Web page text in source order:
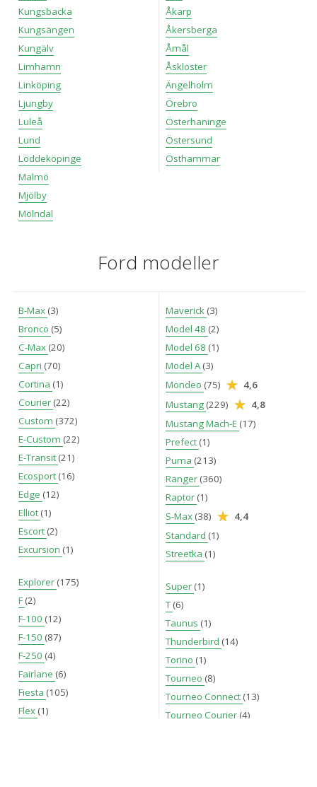
Kungsbacka
Kungsängen
Kungälv
Limhamn
Linköping
Ljungby
Luleå
Lund
Löddeköpinge
Malmö
Mjölby
Mölndal
Åkarp
Åkersberga
Åmål
Åskloster
Ängelholm
Örebro
Österhaninge
Östersund
Östhammar
Ford modeller
B-Max (3)
Bronco (5)
C-Max (20)
Capri (70)
Cortina (1)
Courier (22)
Custom (372)
E-Custom (22)
E-Transit (21)
Ecosport (16)
Edge (12)
Elliot (1)
Escort (2)
Excursion (1)
Explorer (175)
F(2)
F-100 (12)
F-150 (87)
F-250 (4)
Fairlane (6)
Fiesta (105)
Flex (1)
Maverick (3)
Model 48 (2)
Model 68 (1)
Model A(3)
Mondeo (75)
4,6
Mustang (229)
4,8
Mustang Mach-E (17)
Prefect (1)
Puma (213)
Ranger (360)
Raptor (1)
S-Max (38)
4,4
Standard (1)
Streetka (1)
Super (1)
T (6)
Taunus (1)
Thunderbird (14)
Torino (1)
Tourneo (8)
Tourneo Connect (13)
Tourneo Courier (4)